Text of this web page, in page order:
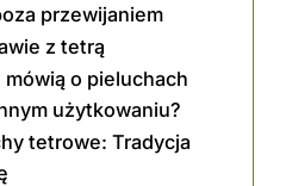
przewijaniem
z tetrą
o pieluchach
użytkowaniu?
tetrowe: Tradycja